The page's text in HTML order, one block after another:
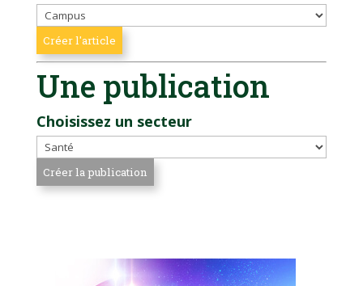
Une publication
Choisissez un secteur